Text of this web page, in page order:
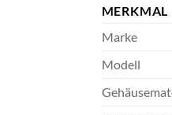
MERKMAL
Marke
Modell